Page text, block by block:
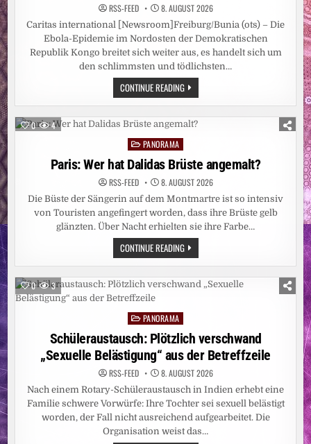
RSS-FEED 8. AUGUST 2026
Caritas international [Newsroom]Freiburg/Bunia (ots) – Die
Ebola-Epidemie im Nordosten der Demokratischen
Republik Kongo breitet sich weiter aus, es handelt sich um
den schlimmsten und tödlichsten…
CONTINUE READINGCARITAS:
EBOLA-
EPIDEMIE
IN
DER
LÄNGST
NICHT
BESIEGT
/
ZAHL
DER
BETROFFENEN
PROVINZEN
AUF
FÜNF
ANGESTIEGEN
–
CARITAS
STELLT
WEITERE
BITTET
UM
SPENDEN
0 4
Posted
in
PANORAMA
Paris: Wer hat Dalidas Brüste angemalt?
RSS-FEED 8. AUGUST 2026
Die Büste der Sängerin auf dem Montmartre ist so intensiv
von Touristen angefingert worden, dass ihre Brüste gelb
glänzten. Über Nacht erhielten sie ihre Farbe…
CONTINUE READINGPARIS:
WER
HAT
DALIDAS
BRÜSTE
ANGEMALT?
0 3
PostedPANORAMA
Schüleraustausch: Plötzlich verschwand
„Sexuelle Belästigung“ aus der Betreffzeile
RSS-FEED 8. AUGUST 2026
Nach einem Rotary-Schüleraustausch in Indien erhebt eine
Familie schwere Vorwürfe: Ihre Tochter sei sexuell belästigt
worden, der Fall nicht ausreichend aufgearbeitet. Die
Organisation weist das…